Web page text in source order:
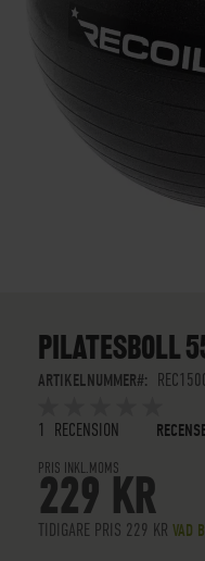
BEGINNING
IMAGES
PILATESBOLL
ARTIKELNUMMER
5OUT OF5
STARS
1 RECENSION
PRIS INKL.MOMS
229 KR
TIDIGARE PRIS 229 KR VAD